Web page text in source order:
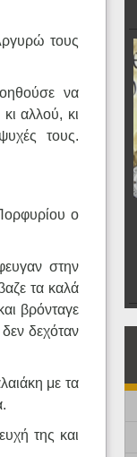
τους
να
αλλού, κι
τους.
ο
στην
τα καλά
βρόνταγε
δεχόταν
με τα
της και